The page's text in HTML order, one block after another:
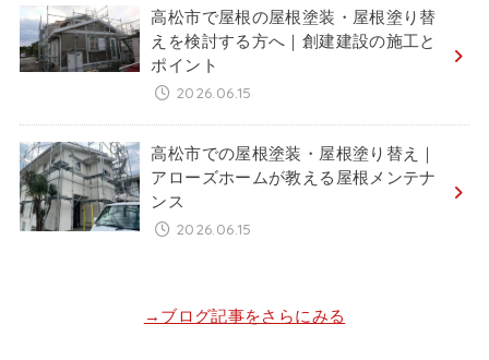
高松市で屋根の屋根塗装・屋根塗り替
えを検討する方へ｜創建建設の施工と
ポイント
2026.06.15
高松市での屋根塗装・屋根塗り替え｜
アローズホームが教える屋根メンテナ
ンス
2026.06.15
→ブログ記事をさらにみる